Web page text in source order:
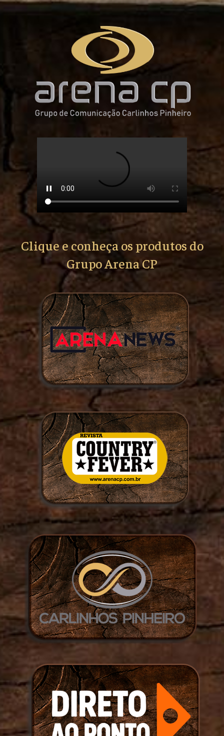
Clique e conheça os produtos do
Grupo Arena CP